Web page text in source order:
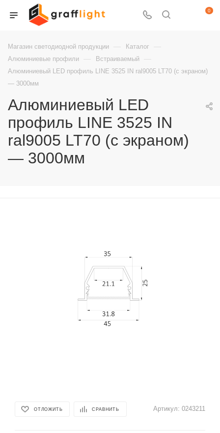
0
Магазин светодиодной продукции — Каталог —
Алюминиевые профили — Встраиваемый —
Алюминиевый LED профиль LINE 3525 IN ral9005 LT70 (с экраном)
— 3000мм
Алюминиевый LED
профиль LINE 3525 IN
ral9005 LT70 (с экраном)
— 3000мм
ОТЛОЖИТЬ СРАВНИТЬ Артикул: 0243211